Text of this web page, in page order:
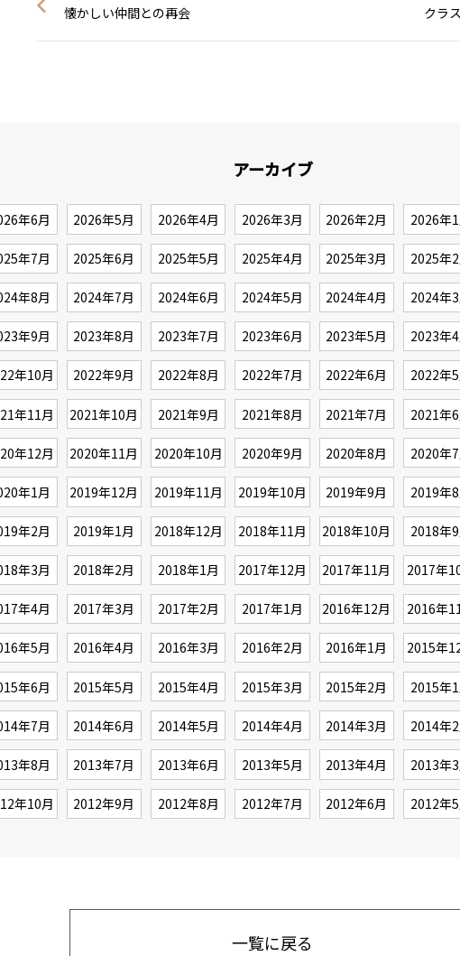
懐かしい仲間との再会 クラ
アーカイブ
年6月 2026年5月 2026年4月 2026年3月 2026年2月 2026年
年7月 2025年6月 2025年5月 2025年4月 2025年3月 2025年
年8月 2024年7月 2024年6月 2024年5月 2024年4月 2024年
年9月 2023年8月 2023年7月 2023年6月 2023年5月 2023年
年10月 2022年9月 2022年8月 2022年7月 2022年6月 2022年
年11月 2021年10月 2021年9月 2021年8月 2021年7月 2021年
年12月 2020年11月 2020年10月 2020年9月 2020年8月 2020年
年1月 2019年12月 2019年11月 2019年10月 2019年9月 2019年
年2月 2019年1月 2018年12月 2018年11月 2018年10月 2018年
年3月 2018年2月 2018年1月 2017年12月 2017年11月 2017年
年4月 2017年3月 2017年2月 2017年1月 2016年12月 2016年
年5月 2016年4月 2016年3月 2016年2月 2016年1月 2015年
年6月 2015年5月 2015年4月 2015年3月 2015年2月 2015年
年7月 2014年6月 2014年5月 2014年4月 2014年3月 2014年
年8月 2013年7月 2013年6月 2013年5月 2013年4月 2013年
年10月 2012年9月 2012年8月 2012年7月 2012年6月 2012年
一覧に戻る